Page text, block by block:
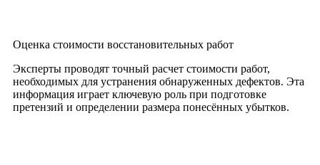
Оценка стоимости восстановительных работ
Эксперты проводят точный расчет стоимости работ,
необходимых для устранения обнаруженных дефектов. Эта
информация играет ключевую роль при подготовке
претензий и определении размера понесённых убытков.